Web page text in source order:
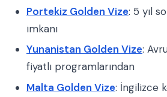
Portekiz Golden Vize: 5 yıl
imkanı
Yunanistan Golden Vize:
fiyatlı programlarından
Malta Golden Vize: İngilizce